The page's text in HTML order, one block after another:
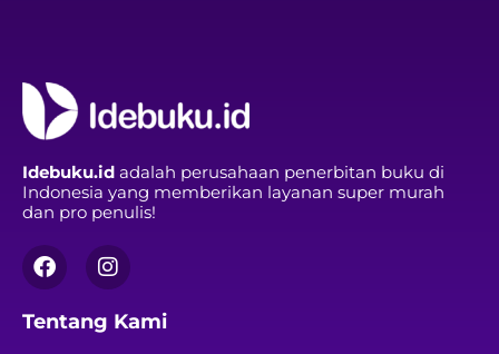
Idebuku.id adalah perusahaan penerbitan buku di
Indonesia yang memberikan layanan super murah
dan pro penulis!
Tentang Kami